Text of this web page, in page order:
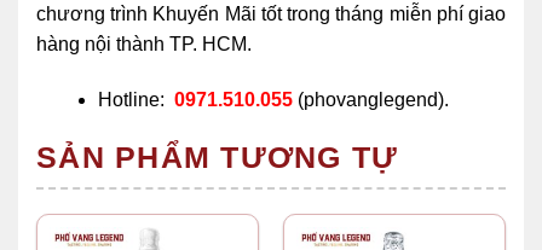
chương trình Khuyến Mãi tốt trong tháng miễn phí giao
hàng nội thành TP. HCM.
Hotline: 0971.510.055 (phovanglegend).
SẢN PHẨM TƯƠNG TỰ